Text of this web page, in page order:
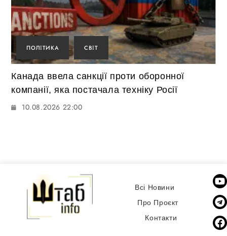
ПОЛІТИКА СВІТ
Канада ввела санкції проти оборонної
компанії, яка постачала техніку Росії
10.08.2026 22:00
Всі Новини
Про Проєкт
Контакти